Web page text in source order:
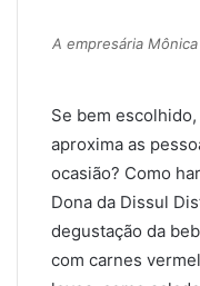
A empresária
Se bem
aproxima as
ocasião? Como
Dona da Dissul
degustação da
com carnes